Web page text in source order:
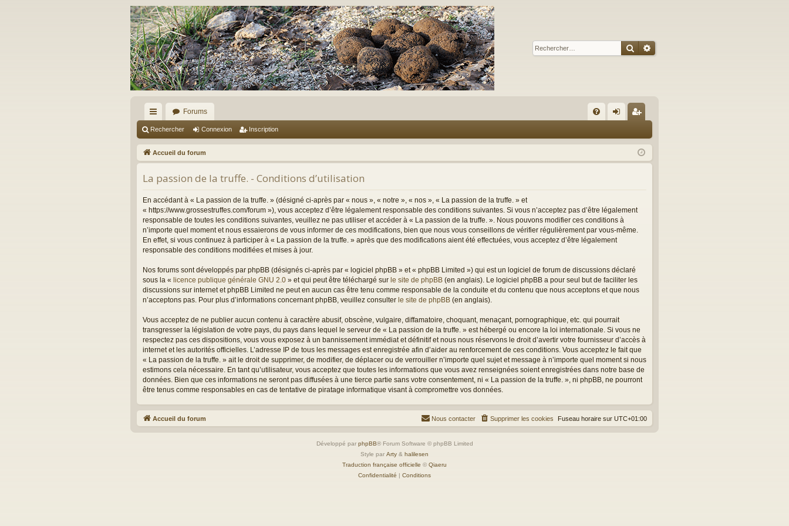
Rechercher
Recherche avancée
ac
co
ur
ci
s
Forums
Q ne
xi
cri
pti
Rechercher Connexion Inscription
Accueil du forum
La passion de la truffe. - Conditions d’utilisation
En accédant à « La passion de la truffe. » (désigné ci-après par « nous », « notre », « nos », « La passion de la truffe. » et
« https://www.grossestruffes.com/forum »), vous acceptez d’être légalement responsable des conditions suivantes. Si vous n’acceptez pas d’être légalement
responsable de toutes les conditions suivantes, veuillez ne pas utiliser et accéder à « La passion de la truffe. ». Nous pouvons modifier ces conditions à
n’importe quel moment et nous essaierons de vous informer de ces modifications, bien que nous vous conseillons de vérifier régulièrement par vous-même.
En effet, si vous continuez à participer à « La passion de la truffe. » après que des modifications aient été effectuées, vous acceptez d’être légalement
responsable des conditions modifiées et mises à jour.
Nos forums sont développés par phpBB (désignés ci-après par « logiciel phpBB » et « phpBB Limited ») qui est un logiciel de forum de discussions déclaré
sous la « licence publique générale GNU 2.0 » et qui peut être téléchargé sur le site de phpBB (en anglais). Le logiciel phpBB a pour seul but de faciliter les
discussions sur internet et phpBB Limited ne peut en aucun cas être tenu comme responsable de la conduite et du contenu que nous acceptons et que nous
n’acceptons pas. Pour plus d’informations concernant phpBB, veuillez consulter le site de phpBB (en anglais).
Vous acceptez de ne publier aucun contenu à caractère abusif, obscène, vulgaire, diffamatoire, choquant, menaçant, pornographique, etc. qui pourrait
transgresser la législation de votre pays, du pays dans lequel le serveur de « La passion de la truffe. » est hébergé ou encore la loi internationale. Si vous ne
respectez pas ces dispositions, vous vous exposez à un bannissement immédiat et définitif et nous nous réservons le droit d’avertir votre fournisseur d’accès à
internet et les autorités officielles. L’adresse IP de tous les messages est enregistrée afin d’aider au renforcement de ces conditions. Vous acceptez le fait que
« La passion de la truffe. » ait le droit de supprimer, de modifier, de déplacer ou de verrouiller n’importe quel sujet et message à n’importe quel moment si nous
estimons cela nécessaire. En tant qu’utilisateur, vous acceptez que toutes les informations que vous avez renseignées soient enregistrées dans notre base de
données. Bien que ces informations ne seront pas diffusées à une tierce partie sans votre consentement, ni « La passion de la truffe. », ni phpBB, ne pourront
être tenus comme responsables en cas de tentative de piratage informatique visant à compromettre vos données.
Accueil du forum Fuseau horaire sur UTC+01:00
Supprimer les cookies
Nous contacter
Développé par phpBB® Forum Software © phpBB Limited
Style par Arty & halilesen
Traduction française officielle © Qiaeru
Confidentialité | Conditions